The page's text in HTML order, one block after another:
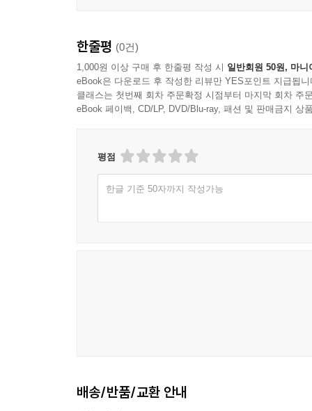
한줄평 (0건)
1,000원 이상 구매 후 한줄평 작성 시 일반회원 50원, 마니
eBook은 다운로드 후 작성한 리뷰만 YES포인트 지급됩니
클래스는 첫번째 회차 주문확정 시점부터 마지막 회차 주
eBook 페이백, CD/LP, DVD/Blu-ray, 패션 및 판매금지 상
평점
한글 기준 50자까지 작성가능
배송/반품/교환 안내